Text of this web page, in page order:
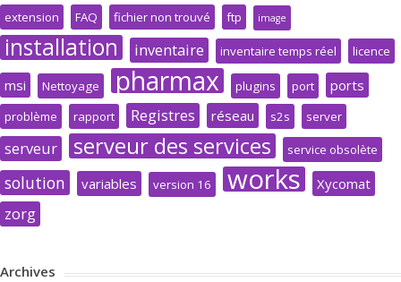
extension FAQ fichier non trouvé ftp image
installation inventaire inventaire temps réel licence
msi Nettoyage pharmax plugins port ports
problème rapport Registres réseau s2s server
serveur serveur des services service obsolète
solution variables version 16 works Xycomat
zorg
Archives